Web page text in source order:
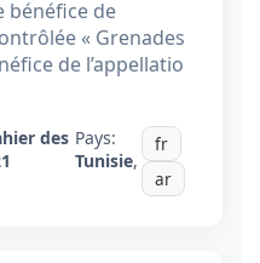
bénéfice de
« Grenades
de l’appellatio
des Pays:
Tunisie,
fr
ar